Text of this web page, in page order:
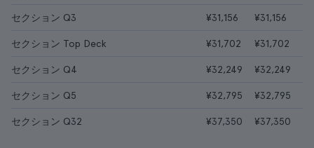
セクション Q3 ¥31,156 ¥31,156
セクション Top Deck ¥31,702 ¥31,702
セクション Q4 ¥32,249 ¥32,249
セクション Q5 ¥32,795 ¥32,795
セクション Q32 ¥37,350 ¥37,350